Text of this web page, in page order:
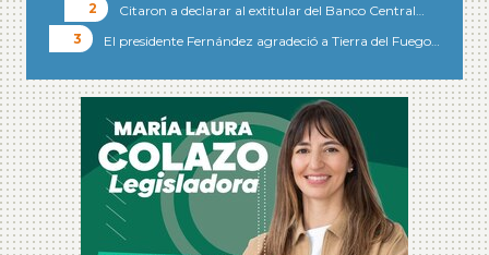
Citaron a declarar al extitular del Banco Central…
El presidente Fernández agradeció a Tierra del Fuego…